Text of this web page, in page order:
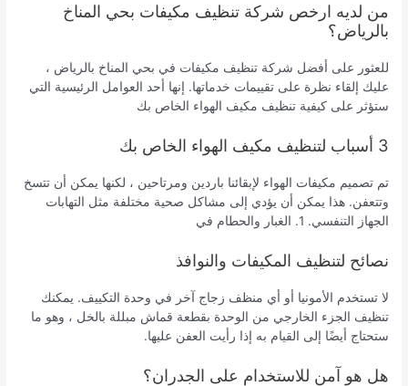
من لديه ارخص شركة تنظيف مكيفات بحي المناخ
بالرياض؟
للعثور على أفضل شركة تنظيف مكيفات في بحي المناخ بالرياض ،
عليك إلقاء نظرة على تقييمات خدماتها. إنها أحد العوامل الرئيسية التي
ستؤثر على كيفية تنظيف مكيف الهواء الخاص بك
3 أسباب لتنظيف مكيف الهواء الخاص بك
تم تصميم مكيفات الهواء لإبقائنا باردين ومرتاحين ، لكنها يمكن أن تتسخ
وتتعفن. هذا يمكن أن يؤدي إلى مشاكل صحية مختلفة مثل التهابات
الجهاز التنفسي. 1. الغبار والحطام في
نصائح لتنظيف المكيفات والنوافذ
لا تستخدم الأمونيا أو أي منظف زجاج آخر في وحدة التكييف. يمكنك
تنظيف الجزء الخارجي من الوحدة بقطعة قماش مبللة بالخل ، وهو ما
ستحتاج أيضًا إلى القيام به إذا رأيت العفن عليها.
هل هو آمن للاستخدام على الجدران؟